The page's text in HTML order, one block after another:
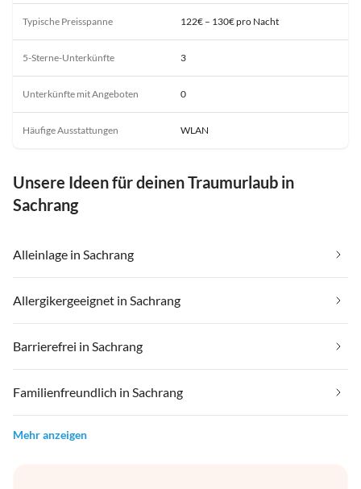
Typische Preisspanne 122€ – 130€ pro Nacht
5-Sterne-Unterkünfte 3
Unterkünfte mit Angeboten 0
Häufige Ausstattungen WLAN
Unsere Ideen für deinen Traumurlaub in
Sachrang
Alleinlage in Sachrang
Allergikergeeignet in Sachrang
Barrierefrei in Sachrang
Familienfreundlich in Sachrang
Mehr anzeigen